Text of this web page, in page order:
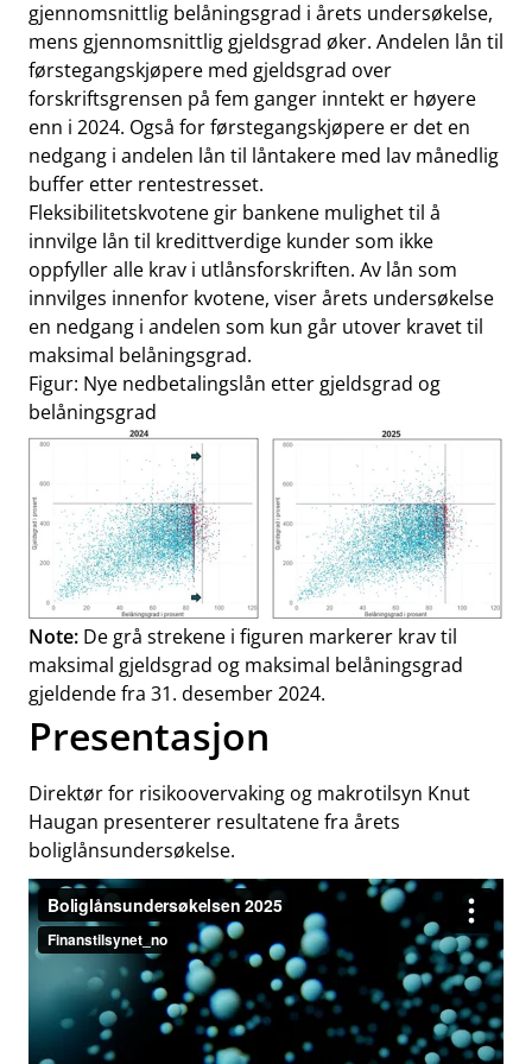
gjennomsnittlig belåningsgrad i årets undersøkelse,
mens gjennomsnittlig gjeldsgrad øker. Andelen lån til
førstegangskjøpere med gjeldsgrad over
forskriftsgrensen på fem ganger inntekt er høyere
enn i 2024. Også for førstegangskjøpere er det en
nedgang i andelen lån til låntakere med lav månedlig
buffer etter rentestresset.
Fleksibilitetskvotene gir bankene mulighet til å
innvilge lån til kredittverdige kunder som ikke
oppfyller alle krav i utlånsforskriften. Av lån som
innvilges innenfor kvotene, viser årets undersøkelse
en nedgang i andelen som kun går utover kravet til
maksimal belåningsgrad.
Figur: Nye nedbetalingslån etter gjeldsgrad og
belåningsgrad
Note: De grå strekene i figuren markerer krav til
maksimal gjeldsgrad og maksimal belåningsgrad
gjeldende fra 31. desember 2024.
Presentasjon
Direktør for risikoovervaking og makrotilsyn Knut
Haugan presenterer resultatene fra årets
boliglånsundersøkelse.